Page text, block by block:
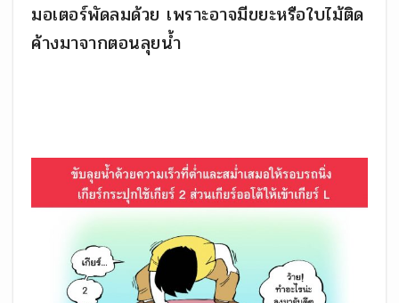
มอเตอร์พัดลมด้วย เพราะอาจมีขยะหรือใบไม้ติด
ค้างมาจากตอนลุยน้ำ